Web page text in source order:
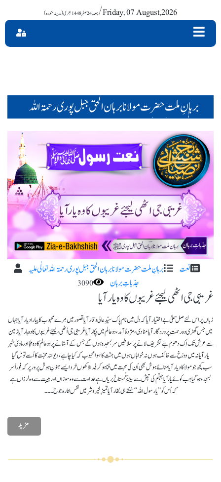
جمعہ , 24 صفر 1448 ہجری (مدینہ منورہ)/ Friday, 07 August,2026
برہانِ ملت حضرت مولانا برہان الحق جبل پوری رحمۃ اللہ
تعا لٰی علیہ (43)
نعت
برہانِ ملت حضرت مولانا برہان الحق جبل پوری رحمۃ اللہ تعا لٰی علیہ
جذباتِ برہان
3090
غریبی جی اٹھی لیجئے غریبوں کا وہ یار آیا
زباں پراس لئے صلّ علیٰ بے اختیار آیا کہ دل میں نام پاک سیّدِعالی وقار آیا تصور میں مِرے محبوب کا پیارا دیار آیا جہاں
میں جس گھڑی وہ رحمتِ پروردگار آیا منادی، مژدۂ آمد، دوعالم میں پکار آیا غریبی جی اُٹھی، لیجئے غریبوں کا وہ ہار آیا زمین
سے عرش تک اِک دھوم ہے تشریف لانے پر سلاطیں سر بسجدہ ہوں گے جس کے آستانے پر دوعالم کا وہ ملجا اور ماویٰ شہرِ
یار آیا نہ میں دوزخ سے خائف ہوں نہ خواہاں ہوں میں جنّت کا سِوا محبوب کہ کیا چاہے، دیوانہ محبّت کا اُسے تو مِل گیا
سب کچھ جو مولا کا دیار آیا مٹائے ہوش بھی اُن کی محبت میں فنا ہو کر فِدا لاکھوں خرد ایسے جنونِ ہوش پرور پر کہ فوراً سر
بسجدہ ہوگیا جب کوئے یارآیا جہنّم کی تپش سے سینۂ گُستاخ بریاں ہے عداوت سے وہ سوزاں اور ہیبت سے وہ لرزاں ہے
کہ اُس کو ’’یا رسول اللہ ‘‘سُنتے ہی بُخار آیا تمیزِ خیر و شر میں نفس امّارہ جو ح۔۔۔
مزید